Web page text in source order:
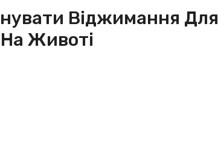
Віджимання Для
Животі